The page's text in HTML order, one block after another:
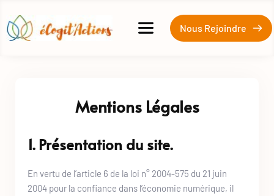
Nous Rejoindre
Mentions Légales
1. Présentation du site.
En vertu de l’article 6 de la loi n° 2004-575 du 21 juin
2004 pour la confiance dans l’économie numérique, il